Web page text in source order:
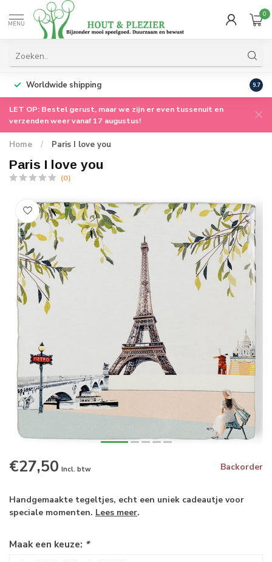
MENU
0
Worldwide shipping 9.7
LET OP: Bestel gerust, maar we zijn er even tussenuit en
verzenden weer vanaf 17 augustus!
Home / Paris I love you
Paris I love you
(0)
€27,50 Incl. btw Backorder
Handgemaakte tegeltjes, echt een uniek cadeautje voor
speciale momenten. Lees meer.
Maak een keuze: *